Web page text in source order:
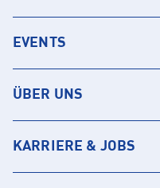
EVENTS
ÜBER UNS
KARRIERE & JOBS